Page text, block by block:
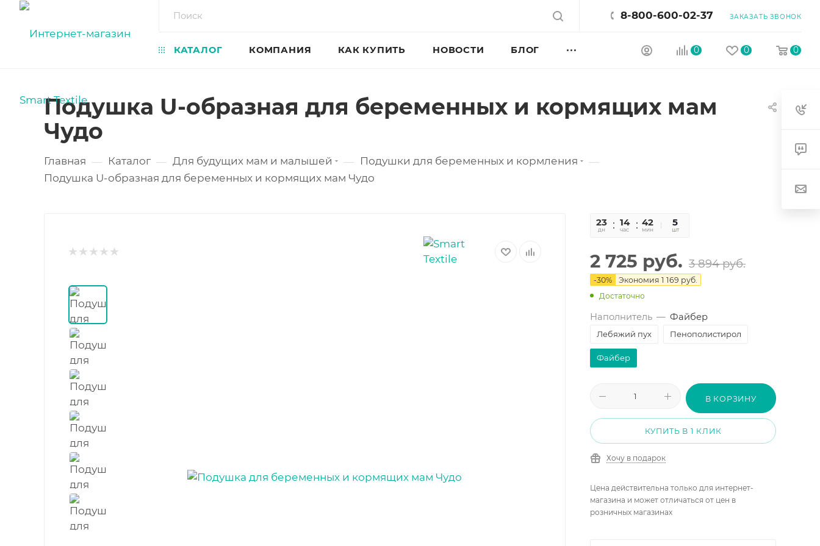
8-800-600-02-37 ЗАКАЗАТЬ ЗВОНОК
0 0 0
КАТАЛОГ КОМПАНИЯ КАК КУПИТЬ НОВОСТИ БЛОГ
Подушка U-образная для беременных и кормящих мам
Чудо
Главная — Каталог — Для будущих мам и малышей — Подушки для беременных и кормления
—
Подушка U-образная для беременных и кормящих мам Чудо
23
дн
14
час
42
мин
04
сек
5
шт
2 725 руб. 3 894руб.
-30% Экономия 1 169 руб.
Достаточно
Наполнитель — Файбер
Лебяжий пух Пенополистирол
Файбер
В КОРЗИНУ
КУПИТЬ В 1 КЛИК
Хочу в подарок
Цена действительна только для интернет-
магазина и может отличаться от цен в
розничных магазинах